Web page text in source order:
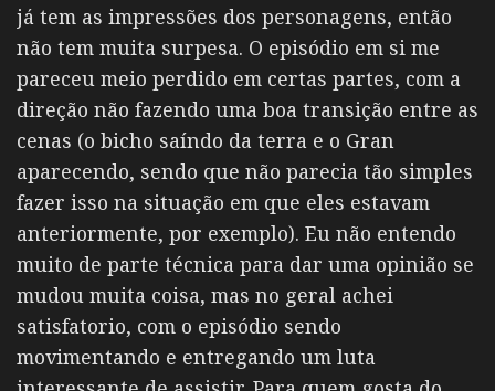
já tem as impressões dos personagens, então
não tem muita surpesa. O episódio em si me
pareceu meio perdido em certas partes, com a
direção não fazendo uma boa transição entre as
cenas (o bicho saíndo da terra e o Gran
aparecendo, sendo que não parecia tão simples
fazer isso na situação em que eles estavam
anteriormente, por exemplo). Eu não entendo
muito de parte técnica para dar uma opinião se
mudou muita coisa, mas no geral achei
satisfatorio, com o episódio sendo
movimentando e entregando um luta